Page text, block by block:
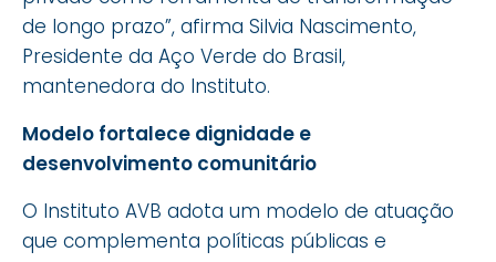
de longo prazo”, afirma Silvia Nascimento,
Presidente da Aço Verde do Brasil,
mantenedora do Instituto.
Modelo fortalece dignidade e
desenvolvimento comunitário
O Instituto AVB adota um modelo de atuação
que complementa políticas públicas e